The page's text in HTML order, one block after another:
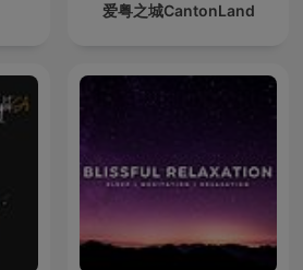
爱粤之城CantonLand